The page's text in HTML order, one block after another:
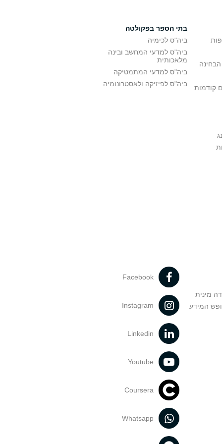
קודמות
בתי הספר בפקולטה
ביה"ס לכימיה
ביה"ס למדעי המחשב ובינה
מלאכותית
ביה"ס למדעי המתמטיקה
ביה"ס לפיזיקה ולאסטרונומיה
מינית
המידע
Facebook
Instagram
Linkedin
Youtube
Coursera
Whatsapp